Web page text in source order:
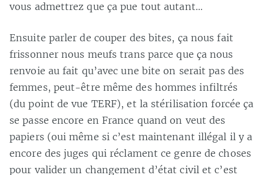
vous admettrez que ça pue tout autant…
Ensuite parler de couper des bites, ça nous fait
frissonner nous meufs trans parce que ça nous
renvoie au fait qu’avec une bite on serait pas des
femmes, peut-être même des hommes infiltrés
(du point de vue TERF), et la stérilisation forcée ça
se passe encore en France quand on veut des
papiers (oui même si c’est maintenant illégal il y a
encore des juges qui réclament ce genre de choses
pour valider un changement d’état civil et c’est